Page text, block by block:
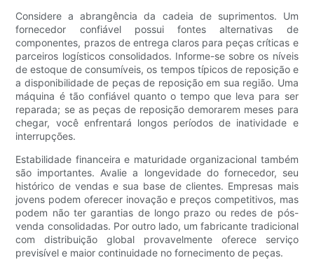
Considere a abrangência da cadeia de suprimentos. Um
fornecedor confiável possui fontes alternativas de
componentes, prazos de entrega claros para peças críticas e
parceiros logísticos consolidados. Informe-se sobre os níveis
de estoque de consumíveis, os tempos típicos de reposição e
a disponibilidade de peças de reposição em sua região. Uma
máquina é tão confiável quanto o tempo que leva para ser
reparada; se as peças de reposição demorarem meses para
chegar, você enfrentará longos períodos de inatividade e
interrupções.
Estabilidade financeira e maturidade organizacional também
são importantes. Avalie a longevidade do fornecedor, seu
histórico de vendas e sua base de clientes. Empresas mais
jovens podem oferecer inovação e preços competitivos, mas
podem não ter garantias de longo prazo ou redes de pós-
venda consolidadas. Por outro lado, um fabricante tradicional
com distribuição global provavelmente oferece serviço
previsível e maior continuidade no fornecimento de peças.